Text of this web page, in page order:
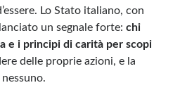
Lo Stato italiano, con
un segnale forte:chi
e i principi di carità per scopi
delle proprie azioni, e la